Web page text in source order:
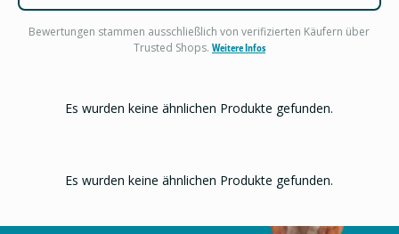
Bewertungen stammen ausschließlich von verifizierten Käufern über
Trusted Shops. Weitere Infos
Es wurden keine ähnlichen Produkte gefunden.
Es wurden keine ähnlichen Produkte gefunden.